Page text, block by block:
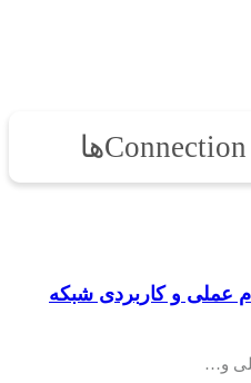
عملی و کاربردی شبکه
و…